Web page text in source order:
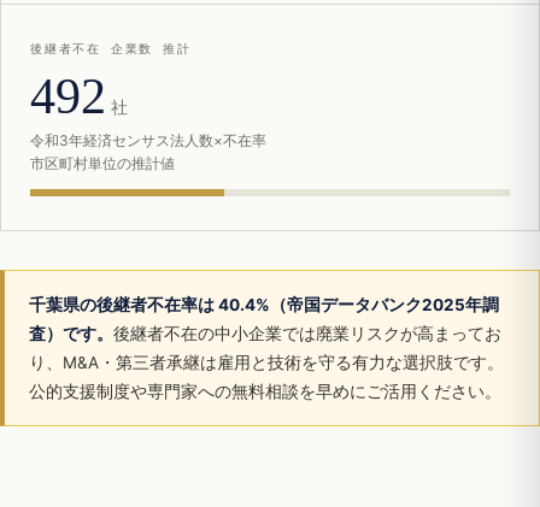
後継者不在 企業数 推計
492 社
令和3年経済センサス法人数×不在率
市区町村単位の推計値
千葉県の後継者不在率は 40.4%（帝国データバンク2025年調
査）です。 後継者不在の中小企業では廃業リスクが高まってお
り、M&A・第三者承継は雇用と技術を守る有力な選択肢です。
公的支援制度や専門家への無料相談を早めにご活用ください。